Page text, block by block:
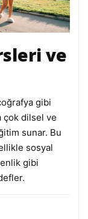
ve
gibi
çok dilsel ve
sunar. Bu
sosyal
gibi